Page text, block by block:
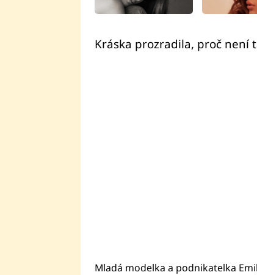
Kráska prozradila, proč není
Mladá modelka a podnikatelka